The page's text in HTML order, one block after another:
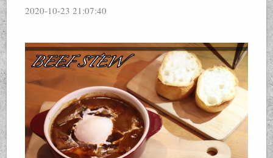
2020-10-23 21:07:40